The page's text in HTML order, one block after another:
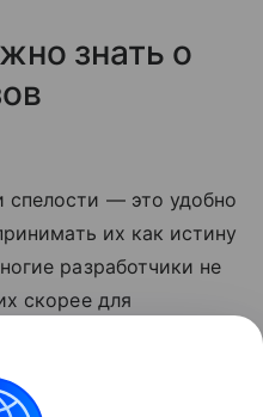
знать о
— это удобно
их как истину
разработчики не
скорее для